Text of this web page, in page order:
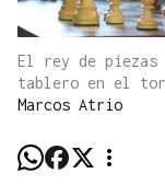
El rey de piezas
tablero en el
Marcos Atrio